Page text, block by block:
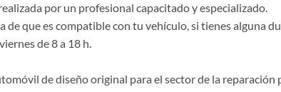
por un profesional capacitado y especializado.
de que es compatible con tu vehículo, si tienes alguna
de 8 a 18 h.
de diseño original para el sector de la